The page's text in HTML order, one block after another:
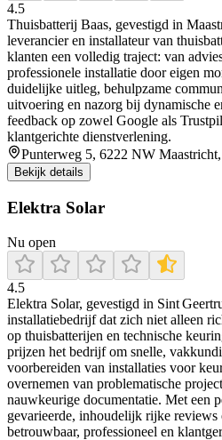
4.5
Thuisbatterij Baas, gevestigd in
leverancier en installateur van
klanten een volledig traject: van
professionele installatie door eigen
duidelijke uitleg, behulpzame
uitvoering en nazorg bij dynamische
feedback op zowel Google als
klantgerichte dienstverlening.
Punterweg 5, 6222 NW
Bekijk details
Elektra Solar
Nu open
4.5
Elektra Solar, gevestigd in Sint
installatiebedrijf dat zich niet alleen
op thuisbatterijen en technische
prijzen het bedrijf om snelle,
voorbereiden van installaties voor
overnemen van problematische
nauwkeurige documentatie. Met een
gevarieerde, inhoudelijk rijke reviews
betrouwbaar, professioneel en